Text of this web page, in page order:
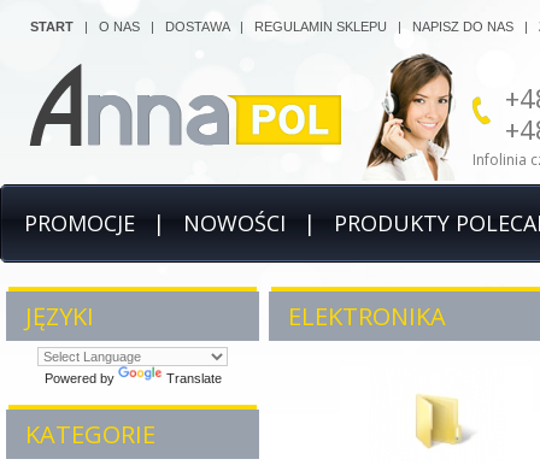
Infolinia
START | O NAS | DOSTAWA| REGULAMIN SKLEPU | NAPISZ DO NAS |
PROMOCJE | NOWOŚCI | PRODUKTY
JĘZYKI
Powered by Translate
KATEGORIE
ELEKTRONIKA